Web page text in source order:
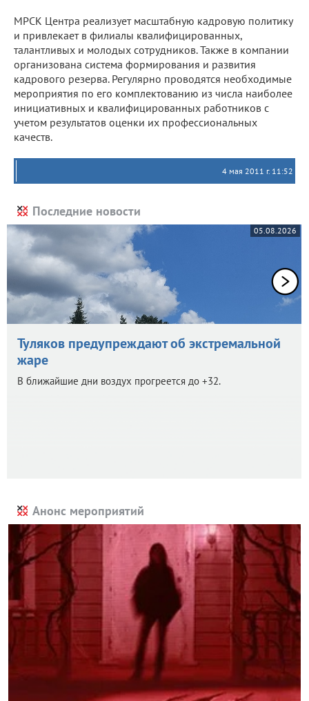
МРСК Центра реализует масштабную кадровую политику
и привлекает в филиалы квалифицированных,
талантливых и молодых сотрудников. Также в компании
организована система формирования и развития
кадрового резерва. Регулярно проводятся необходимые
мероприятия по его комплектованию из числа наиболее
инициативных и квалифицированных работников с
учетом результатов оценки их профессиональных
качеств.
4 мая 2011 г. 11:52
Последние новости
05.08.2026
Туляков предупреждают об экстремальной
жаре
В ближайшие дни воздух прогреется до +32.
Анонс мероприятий